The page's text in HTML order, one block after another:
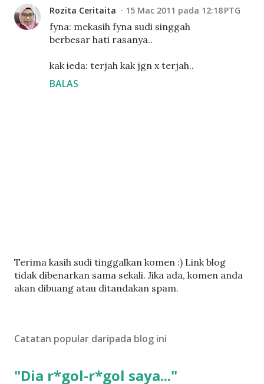
Rozita Ceritaita 15 Mac 2011 pada 12:18 PTG
fyna: mekasih fyna sudi singgah
berbesar hati rasanya..
kak ieda: terjah kak jgn x terjah..
BALAS
C
a
t
l
Terima kasih sudi tinggalkan komen :) Link blog
tidak dibenarkan sama sekali. Jika ada, komen anda
akan dibuang atau ditandakan spam.
Catatan popular daripada blog ini
"Dia r*gol-r*gol saya..."